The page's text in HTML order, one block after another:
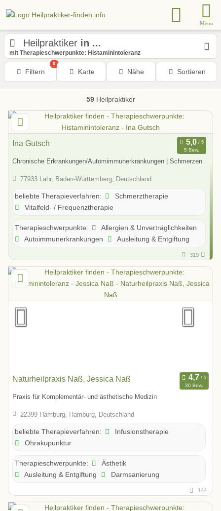
Menu
Heilpraktiker in ...
mit Therapieschwerpunkte: Histaminintoleranz
Filtern
0
Karte Nähe Sortieren
59Heilpraktiker
Ina Gutsch
5 Bew.
Chronische Erkrankungen/Automimmunerkrankungen | Schmerzen
77933 Lahr, Baden-Württemberg, Deutschland
beliebte Therapieverfahren:
Schmerztherapie
Vitalfeld- / Frequenztherapie
Therapieschwerpunkte:
Allergien & Unverträglichkeiten
Autoimmunerkrankungen
Ausleitung & Entgiftung
319
Naturheilpraxis Naß, Jessica Naß
30 Bew.
Praxis für Komplementär- und ästhetische Medizin
22399 Hamburg, Hamburg, Deutschland
beliebte Therapieverfahren:
Infusionstherapie
Ohrakupunktur
Therapieschwerpunkte:
Ästhetik
Ausleitung & Entgiftung
Darmsanierung
144